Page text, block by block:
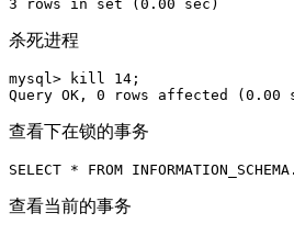
3 rows in set (0.00 sec)
杀死进程
mysql> kill 14;
Query OK, 0 rows affected (0.00
查看下在锁的事务
SELECT * FROM
查看当前的事务